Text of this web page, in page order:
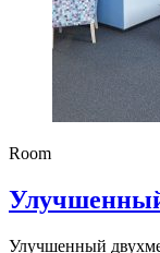
Room
Улучшенный